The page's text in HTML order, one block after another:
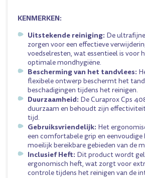
KENMERKEN:
Uitstekende reiniging: De
zorgen voor een effectieve
voedselresten, wat essentieel is voor
optimale mondhygiëne.
Bescherming van het tandvlees:
flexibele ontwerp beschermt het
beschadigingen tijdens het reinigen.
Duurzaamheid: De Curaprox Cps
duurzaam en behoudt zijn
tijd.
Gebruiksvriendelijk: Het
een comfortabele grip en eenvoudige
moeilijk bereikbare gebieden van de
Inclusief Heft: Dit product wordt
ergonomisch heft, wat zorgt voor
controle tijdens het reinigen van de